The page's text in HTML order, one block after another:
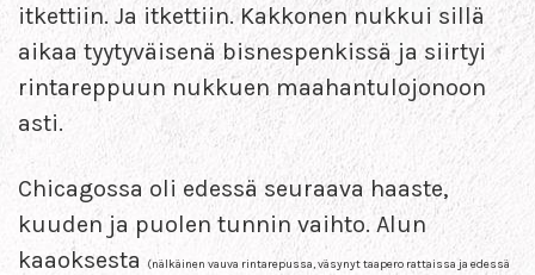
itkettiin. Ja itkettiin. Kakkonen nukkui sillä
aikaa tyytyväisenä bisnespenkissä ja siirtyi
rintareppuun nukkuen maahantulojonoon
asti.
Chicagossa oli edessä seuraava haaste,
kuuden ja puolen tunnin vaihto. Alun
kaaoksesta
(nälkäinen vauva rintarepussa, väsynyt taapero rattaissa ja edessä